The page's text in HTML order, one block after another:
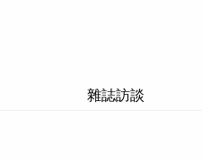
雜誌訪談